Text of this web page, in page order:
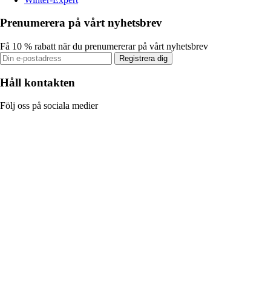
Prenumerera på vårt nyhetsbrev
Få 10 % rabatt när du prenumererar på vårt nyhetsbrev
Registrera dig
Håll kontakten
Följ oss på sociala medier